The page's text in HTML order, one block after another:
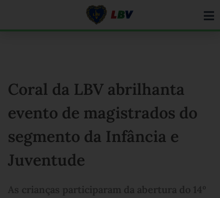
Coral da LBV abrilhanta
evento de magistrados do
segmento da Infância e
Juventude
As crianças participaram da abertura do 14º